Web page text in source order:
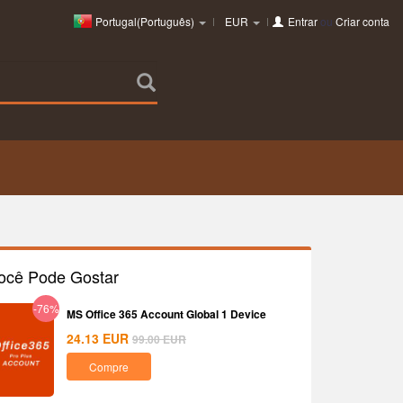
Portugal(Português) EUR Entrarou Criar conta
Pode Gostar
-76% MS Office 365 Account Global 1 Device
24.13 EUR 99.00EUR
Compre